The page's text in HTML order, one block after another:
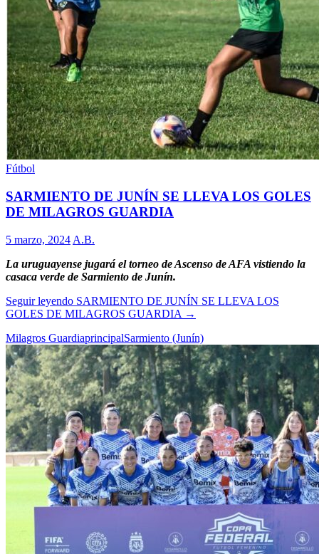
Fútbol
SARMIENTO DE JUNÍN SE LLEVA LOS GOLES
DE MILAGROS GUARDIA
5 marzo, 2024 A.B.
La uruguayense jugará el torneo de Ascenso de AFA vistiendo la
casaca verde de Sarmiento de Junín.
Seguir leyendo SARMIENTO DE JUNÍN SE LLEVA LOS
GOLES DE MILAGROS GUARDIA →
Milagros GuardiaprincipalSarmiento (Junín)